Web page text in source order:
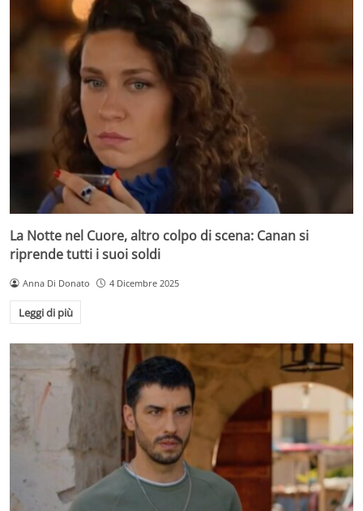
La Notte nel Cuore, altro colpo di scena: Canan si
riprende tutti i suoi soldi
Anna Di Donato 4 Dicembre 2025
Leggi di più